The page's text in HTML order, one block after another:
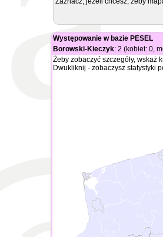
Występowanie w bazie PESEL
Borowski-Kieczyk: 2 (kobiet: 0,
Żeby zobaczyć szczegóły,
Dwukliknij - zobaczysz statystyki